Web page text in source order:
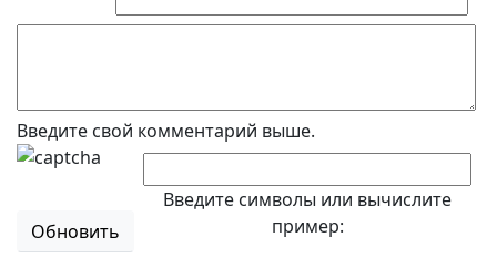
Введите свой комментарий выше.
Обновить
Введите символы или вычислите
пример: